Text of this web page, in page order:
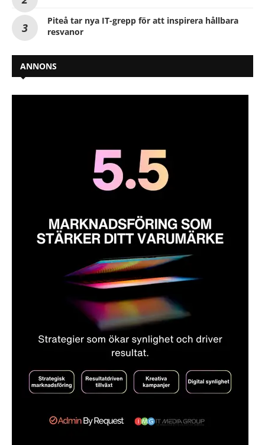
Piteå tar nya IT-grepp för att inspirera hållbara
resvanor
ANNONS